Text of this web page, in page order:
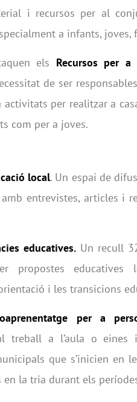
i recursos per al
a infants,
els Recursos per
de ser
activitats per realitzar a
com per a joves.
local. Un espai de
amb entrevistes, articles i
educatives. Un recull
propostes educatives
i les transicions
per a
treball a l’aula o
que s’inicien en
la tria durant els